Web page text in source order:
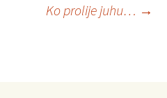
Ko prolije juhu… →